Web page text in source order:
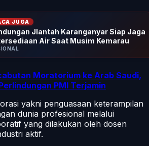
JUGA
Jlantah Karanganyar Siap Jaga
Air Saat Musim Kemarau
Moratorium ke Arab Saudi,
PMI Terjamin
yakni penguasaan keterampilan
dunia profesional melalui
yang dilakukan oleh dosen
aktif.